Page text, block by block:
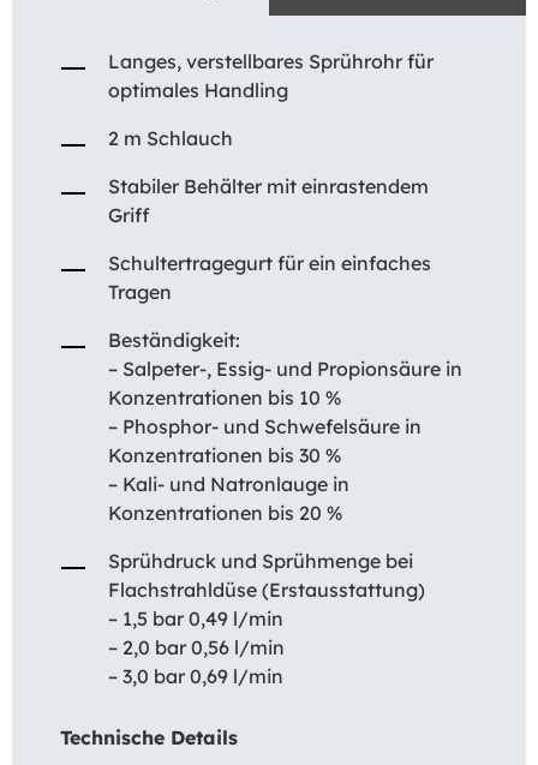
Langes, verstellbares Sprührohr für
optimales Handling
2 m Schlauch
Stabiler Behälter mit einrastendem
Griff
Schultertragegurt für ein einfaches
Tragen
Beständigkeit:
– Salpeter-, Essig- und Propionsäure in
Konzentrationen bis 10 %
– Phosphor- und Schwefelsäure in
Konzentrationen bis 30 %
– Kali- und Natronlauge in
Konzentrationen bis 20 %
Sprühdruck und Sprühmenge bei
Flachstrahldüse (Erstausstattung)
– 1,5 bar 0,49 l/min
– 2,0 bar 0,56 l/min
– 3,0 bar 0,69 l/min
Technische Details